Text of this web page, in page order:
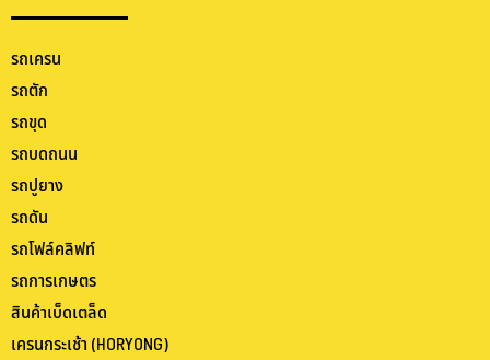
รถเครน
รถตัก
รถขุด
รถบดถนน
รถปูยาง
รถดัน
รถโฟล์คลิฟท์
รถการเกษตร
สินค้าเบ็ดเตล็ด
เครนกระเช้า (HORYONG)